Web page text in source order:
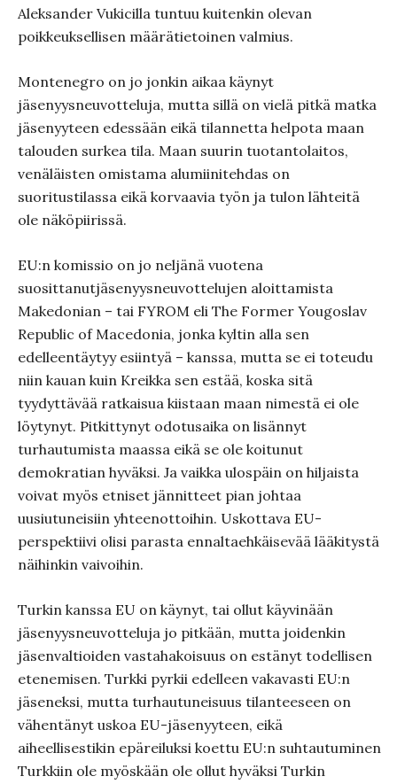
Aleksander Vukicilla tuntuu kuitenkin olevan
poikkeuksellisen määrätietoinen valmius.
Montenegro on jo jonkin aikaa käynyt
jäsenyysneuvotteluja, mutta sillä on vielä pitkä matka
jäsenyyteen edessään eikä tilannetta helpota maan
talouden surkea tila. Maan suurin tuotantolaitos,
venäläisten omistama alumiinitehdas on
suoritustilassa eikä korvaavia työn ja tulon lähteitä
ole näköpiirissä.
EU:n komissio on jo neljänä vuotena
suosittanutjäsenyysneuvottelujen aloittamista
Makedonian – tai FYROM eli The Former Yougoslav
Republic of Macedonia, jonka kyltin alla sen
edelleentäytyy esiintyä – kanssa, mutta se ei toteudu
niin kauan kuin Kreikka sen estää, koska sitä
tyydyttävää ratkaisua kiistaan maan nimestä ei ole
löytynyt. Pitkittynyt odotusaika on lisännyt
turhautumista maassa eikä se ole koitunut
demokratian hyväksi. Ja vaikka ulospäin on hiljaista
voivat myös etniset jännitteet pian johtaa
uusiutuneisiin yhteenottoihin. Uskottava EU-
perspektiivi olisi parasta ennaltaehkäisevää lääkitystä
näihinkin vaivoihin.
Turkin kanssa EU on käynyt, tai ollut käyvinään
jäsenyysneuvotteluja jo pitkään, mutta joidenkin
jäsenvaltioiden vastahakoisuus on estänyt todellisen
etenemisen. Turkki pyrkii edelleen vakavasti EU:n
jäseneksi, mutta turhautuneisuus tilanteeseen on
vähentänyt uskoa EU-jäsenyyteen, eikä
aiheellisestikin epäreiluksi koettu EU:n suhtautuminen
Turkkiin ole myöskään ole ollut hyväksi Turkin